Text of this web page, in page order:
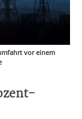
vor einem